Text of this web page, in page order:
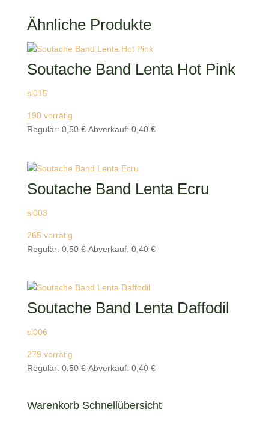
Ähnliche Produkte
Soutache Band Lenta Hot Pink
sl015
190 vorrätig
Regulär: 0,50€ Ursprünglicher
0,50 €
Abverkauf: 0,40 €Aktueller
Soutache Band Lenta Ecru
sl003
265 vorrätig
Regulär: 0,50€ Ursprünglicher
0,50 €
Abverkauf: 0,40 €Aktueller
Soutache Band Lenta Daffodil
sl006
279 vorrätig
Regulär: 0,50€ Ursprünglicher
0,50 €
Abverkauf: 0,40 €Aktueller
0,40 €.
Warenkorb Schnellübersicht